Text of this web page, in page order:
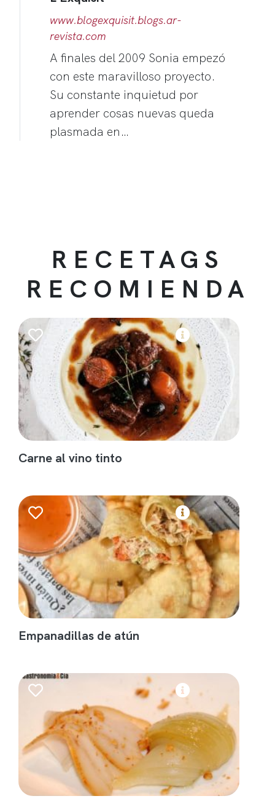
www.blogexquisit.blogs.ar-
revista.com
A finales del 2009 Sonia empezó
con este maravilloso proyecto.
Su constante inquietud por
aprender cosas nuevas queda
plasmada en…
RECETAGS
RECOMIENDA
Carne al vino tinto
Empanadillas de atún